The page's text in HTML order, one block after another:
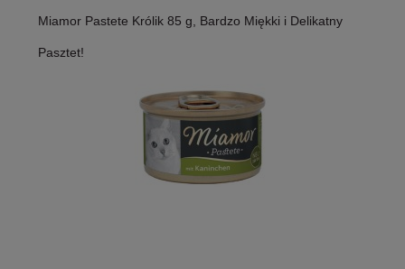
Miamor Pastete Królik 85 g, Bardzo Miękki i Delikatny
Pasztet!